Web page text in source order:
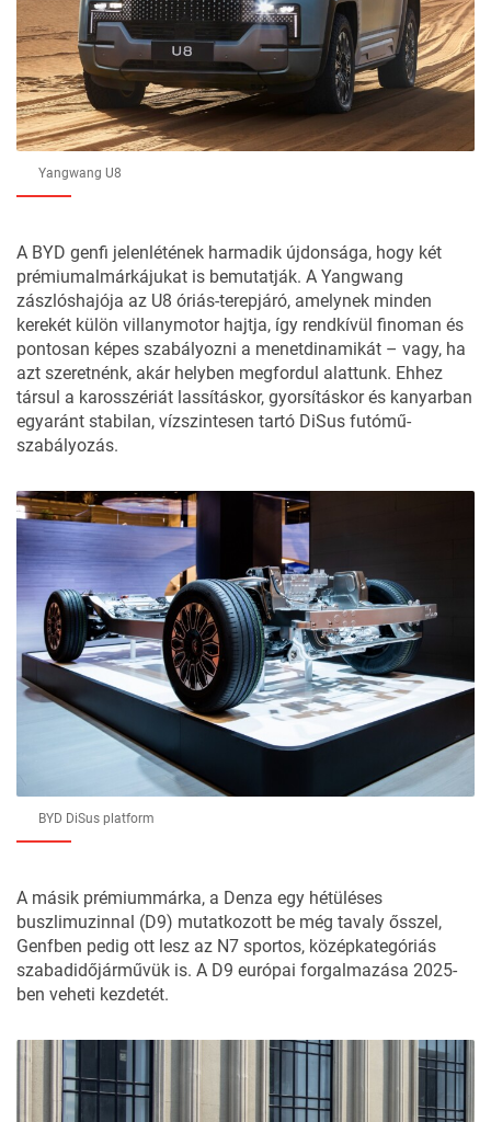
Yangwang U8
A BYD genfi jelenlétének harmadik újdonsága, hogy két
prémiumalmárkájukat is bemutatják. A Yangwang
zászlóshajója az U8 óriás-terepjáró, amelynek minden
kerekét külön villanymotor hajtja, így rendkívül finoman és
pontosan képes szabályozni a menetdinamikát – vagy, ha
azt szeretnénk, akár helyben megfordul alattunk. Ehhez
társul a karosszériát lassításkor, gyorsításkor és kanyarban
egyaránt stabilan, vízszintesen tartó DiSus futómű-
szabályozás.
BYD DiSus platform
A másik prémiummárka, a Denza egy hétüléses
buszlimuzinnal (D9) mutatkozott be még tavaly ősszel,
Genfben pedig ott lesz az N7 sportos, középkategóriás
szabadidőjárművük is. A D9 európai forgalmazása 2025-
ben veheti kezdetét.